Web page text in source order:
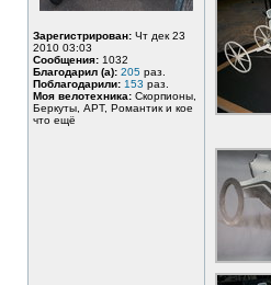
Зарегистрирован: Чт дек 23
2010 03:03
Сообщения: 1032
Благодарил (а): 205 раз.
Поблагодарили: 153 раз.
Моя велотехника: Скорпионы,
Беркуты, АРТ, Романтик и кое
что ещё